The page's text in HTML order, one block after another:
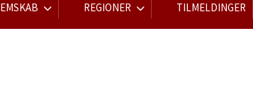
REGIONER TILMELDINGER